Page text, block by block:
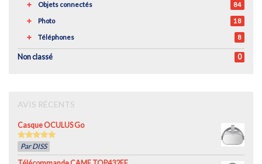
Objets connectés 84
Photo 18
Téléphones 8
Non classé 0
AVIS RÉCENTS
Casque OCULUS Go
out of 5
Par DISS